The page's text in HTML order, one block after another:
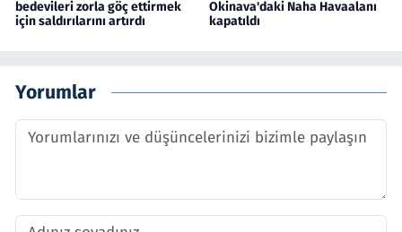
bedevileri zorla göç ettirmek
için saldırılarını artırdı
Okinava'daki Naha Havaalanı
kapatıldı
Yorumlar